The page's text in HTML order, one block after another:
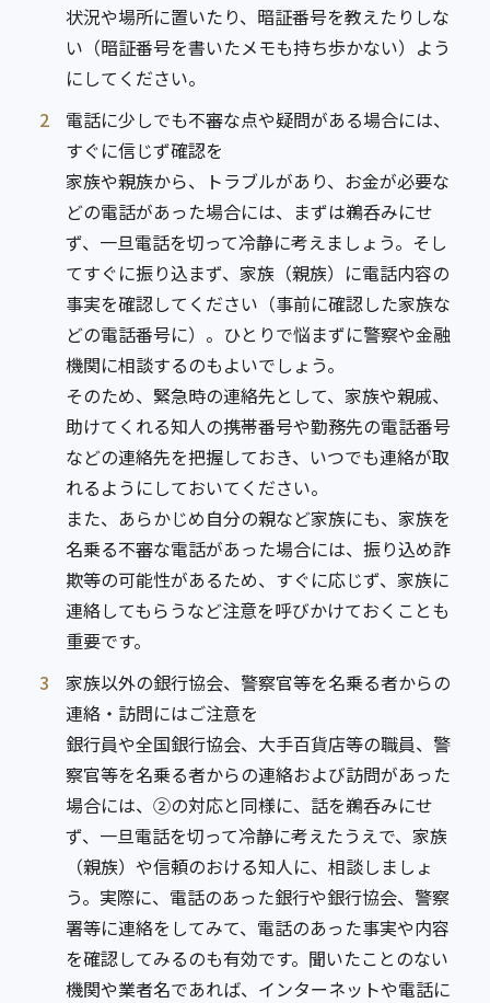
状況や場所に置いたり、暗証番号を教えたりしな
い（暗証番号を書いたメモも持ち歩かない）よう
にしてください。
2
電話に少しでも不審な点や疑問がある場合には、
すぐに信じず確認を
家族や親族から、トラブルがあり、お金が必要な
どの電話があった場合には、まずは鵜呑みにせ
ず、一旦電話を切って冷静に考えましょう。そし
てすぐに振り込まず、家族（親族）に電話内容の
事実を確認してください（事前に確認した家族な
どの電話番号に）。ひとりで悩まずに警察や金融
機関に相談するのもよいでしょう。
そのため、緊急時の連絡先として、家族や親戚、
助けてくれる知人の携帯番号や勤務先の電話番号
などの連絡先を把握しておき、いつでも連絡が取
れるようにしておいてください。
また、あらかじめ自分の親など家族にも、家族を
名乗る不審な電話があった場合には、振り込め詐
欺等の可能性があるため、すぐに応じず、家族に
連絡してもらうなど注意を呼びかけておくことも
重要です。
3
家族以外の銀行協会、警察官等を名乗る者からの
連絡・訪問にはご注意を
銀行員や全国銀行協会、大手百貨店等の職員、警
察官等を名乗る者からの連絡および訪問があった
場合には、②の対応と同様に、話を鵜呑みにせ
ず、一旦電話を切って冷静に考えたうえで、家族
（親族）や信頼のおける知人に、相談しましょ
う。実際に、電話のあった銀行や銀行協会、警察
署等に連絡をしてみて、電話のあった事実や内容
を確認してみるのも有効です。聞いたことのない
機関や業者名であれば、インターネットや電話に